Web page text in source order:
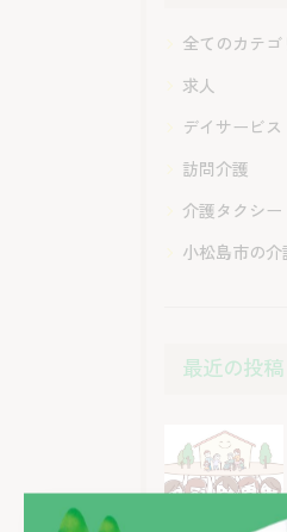
全てのカテゴ
求人
デイサービス
訪問介護
介護タクシー
小松島市の介
最近の投稿